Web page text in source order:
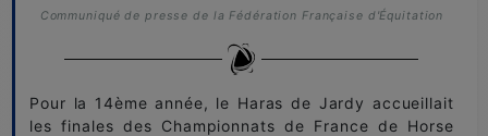
Communiqué de presse de la Fédération Française d'Équitation
Pour la 14ème année, le Haras de Jardy accueillait
les finales des Championnats de France de Horse